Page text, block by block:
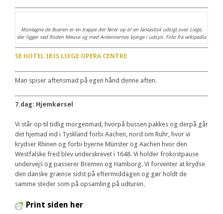
Montagne de Bueren er en trappe der fører op til en fantastisk udsigt over Liege,
der ligger ved floden Meuse og med Ardennernes bjerge i udsyn. Foto fra wikipedia
SE HOTEL IBIS LIEGE OPERA CENTRE
Man spiser aftensmad på egen hånd denne aften.
7.dag: Hjemkørsel
Vi står op til tidlig morgenmad, hvorpå bussen pakkes og derpå går
det hjemad ind i Tyskland forbi Aachen, nord om Ruhr, hvor vi
krydser Rhinen og forbi byerne Münster og Aachen hvor den
Westfalske fred blev underskrevet i 1648. Vi holder frokostpause
undervejs og passerer Bremen og Hamborg. Vi forventer at krydse
den danske grænse sidst på eftermiddagen og gør holdt de
samme steder som på opsamling på udturen.
Print siden her